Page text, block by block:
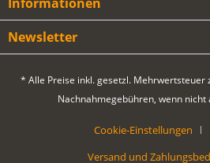
Newsletter
* Alle Preise inkl. gesetzl. Mehrwertsteuer
Nachnahmegebühren, wenn
Cookie-Einstellungen
Versand und